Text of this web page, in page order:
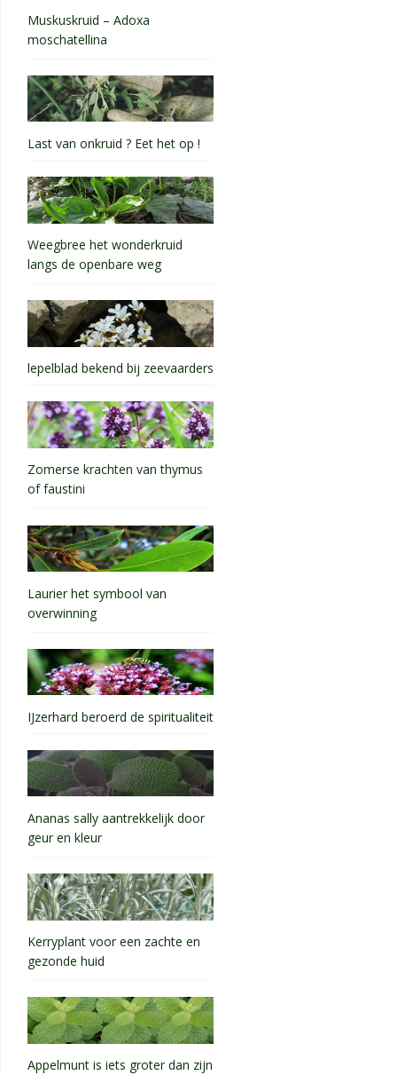
Muskuskruid – Adoxa
moschatellina
Last van onkruid ? Eet het op !
Weegbree het wonderkruid
langs de openbare weg
lepelblad bekend bij zeevaarders
Zomerse krachten van thymus
of faustini
Laurier het symbool van
overwinning
IJzerhard beroerd de spiritualiteit
Ananas sally aantrekkelijk door
geur en kleur
Kerryplant voor een zachte en
gezonde huid
Appelmunt is iets groter dan zijn